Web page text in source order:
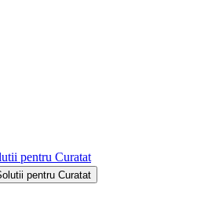
pentru Curatat
pentru Curatat